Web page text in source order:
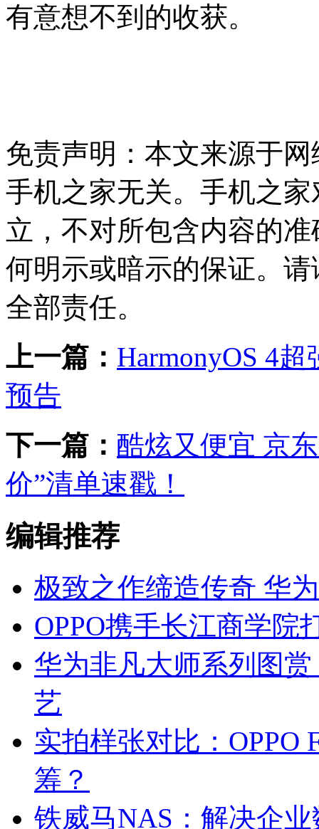
有意想不到的收获。
免责声明：本文来源于
手机之家无关。手机之
立，不对所包含内容的
何明示或暗示的保证。
全部责任。
上一篇： HarmonyOS 4
预告
下一篇： 酷炫又便宜 京
价”清单速戳！
编辑推荐
极致之作缔造传奇 华
OPPO携手长江商学院
华为非凡大师系列图
艺
实拍样张对比：OPPO
筹？
铁威马NAS：解决企